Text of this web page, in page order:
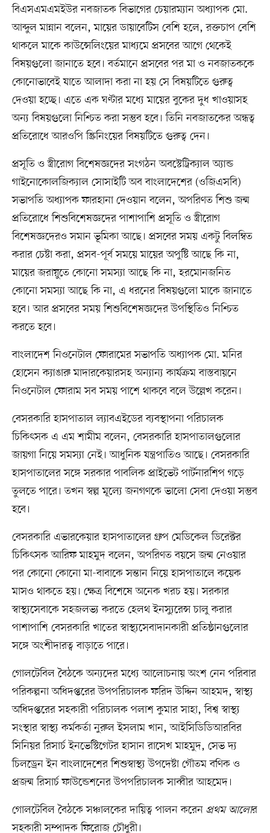
বিএসএমএমইউর নবজাতক বিভাগের চেয়ারম্যান অধ্যাপক মো.
আব্দুল মান্নান বলেন, মায়ের ডায়াবেটিস বেশি হলে, রক্তচাপ বেশি
থাকলে মাকে কাউন্সেলিংয়ের মাধ্যমে প্রসবের আগে থেকেই
বিষয়গুলো জানাতে হবে। বর্তমানে প্রসবের পর মা ও নবজাতককে
কোনোভাবেই যাতে আলাদা করা না হয় সে বিষয়টিতে গুরুত্ব
দেওয়া হচ্ছে। এতে এক ঘণ্টার মধ্যে মায়ের বুকের দুধ খাওয়াসহ
অন্য বিষয়গুলো নিশ্চিত করা সম্ভব হবে। তিনি নবজাতকের অন্ধত্ব
প্রতিরোধে আরওপি স্ক্রিনিংয়ের বিষয়টিতে গুরুত্ব দেন।
প্রসূতি ও স্ত্রীরোগ বিশেষজ্ঞদের সংগঠন অবস্টেট্রিক্যাল অ্যান্ড
গাইনোকোলজিক্যাল সোসাইটি অব বাংলাদেশের (ওজিএসবি)
সভাপতি অধ্যাপক ফারহানা দেওয়ান বলেন, অপরিণত শিশু জন্ম
প্রতিরোধে শিশুবিশেষজ্ঞদের পাশাপাশি প্রসূতি ও স্ত্রীরোগ
বিশেষজ্ঞদেরও সমান ভূমিকা আছে। প্রসবের সময় একটু বিলম্বিত
করার চেষ্টা করা, প্রসব-পূর্ব সময়ে মায়ের অপুষ্টি আছে কি না,
মায়ের জরায়ুতে কোনো সমস্যা আছে কি না, হরমোনজনিত
কোনো সমস্যা আছে কি না, এ ধরনের বিষয়গুলো মাকে জানাতে
হবে। আর প্রসবের সময় শিশুবিশেষজ্ঞদের উপস্থিতিও নিশ্চিত
করতে হবে।
বাংলাদেশ নিওনেটাল ফোরামের সভাপতি অধ্যাপক মো. মনির
হোসেন ক্যাঙারু মাদারকেয়ারসহ অন্যান্য কার্যক্রম বাস্তবায়নে
নিওনেটাল ফোরাম সব সময় পাশে থাকবে বলে উল্লেখ করেন।
বেসরকারি হাসপাতাল ল্যাবএইডের ব্যবস্থাপনা পরিচালক
চিকিৎসক এ এম শামীম বলেন, বেসরকারি হাসপাতালগুলোর
জায়গা নিয়ে সমস্যা নেই। আধুনিক যন্ত্রপাতিও আছে। বেসরকারি
হাসপাতালের সঙ্গে সরকার পাবলিক প্রাইভেট পার্টনারশিপ গড়ে
তুলতে পারে। তখন স্বল্প মূল্যে জনগণকে ভালো সেবা দেওয়া সম্ভব
হবে।
বেসরকারি এভারকেয়ার হাসপাতালের গ্রুপ মেডিকেল ডিরেক্টর
চিকিৎসক আরিফ মাহমুদ বলেন, অপরিণত বয়সে জন্ম নেওয়ার
পর কোনো কোনো মা-বাবাকে সন্তান নিয়ে হাসপাতালে কয়েক
মাসও থাকতে হয়। ক্ষেত্র বিশেষে অনেক খরচ হয়। সরকার
স্বাস্থ্যসেবাকে সহজলভ্য করতে হেলথ ইনস্যুরেন্স চালু করার
পাশাপাশি বেসরকারি খাতের স্বাস্থ্যসেবাদানকারী প্রতিষ্ঠানগুলোর
সঙ্গে অংশীদারত্ব বাড়াতে পারে।
গোলটেবিল বৈঠকে অন্যদের মধ্যে আলোচনায় অংশ নেন পরিবার
পরিকল্পনা অধিদপ্তরের উপপরিচালক ফরিদ উদ্দিন আহমদ, স্বাস্থ্য
অধিদপ্তরের সহকারী পরিচালক পলাশ কুমার সাহা, বিশ্ব স্বাস্থ্য
সংস্থার স্বাস্থ্য কর্মকর্তা নুরুল ইসলাম খান, আইসিডিডিআরবির
সিনিয়র রিসার্চ ইনভেস্টিগেটর হাসান রাসেখ মাহমুদ, সেভ দ্য
চিলড্রেন ইন বাংলাদেশের শিশুস্বাস্থ্য উপদেষ্টা গৌতম বণিক ও
প্রজন্ম রিসার্চ ফাউন্ডেশনের উপপরিচালক সাব্বীর আহমেদ।
গোলটেবিল বৈঠকে সঞ্চালকের দায়িত্ব পালন করেন প্রথম আলোর
সহকারী সম্পাদক ফিরোজ চৌধুরী।